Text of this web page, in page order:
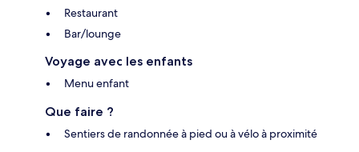
Restaurant
Bar/lounge
Voyage avec les enfants
Menu enfant
Que faire ?
Sentiers de randonnée à pied ou à vélo à proximité